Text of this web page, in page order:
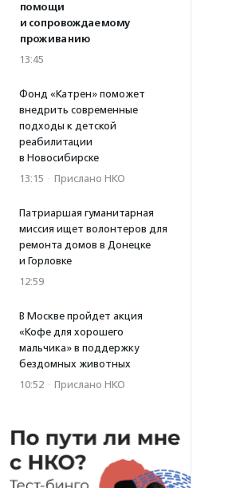
помощи
и сопровождаемому
проживанию
13:45
Фонд «Катрен» поможет
внедрить современные
подходы к детской
реабилитации
в Новосибирске
13:15 · Прислано НКО
Патриаршая гуманитарная
миссия ищет волонтеров для
ремонта домов в Донецке
и Горловке
12:59
В Москве пройдет акция
«Кофе для хорошего
мальчика» в поддержку
бездомных животных
10:52 · Прислано НКО